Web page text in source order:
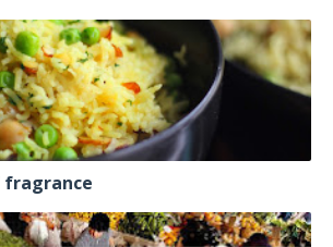
fragrance